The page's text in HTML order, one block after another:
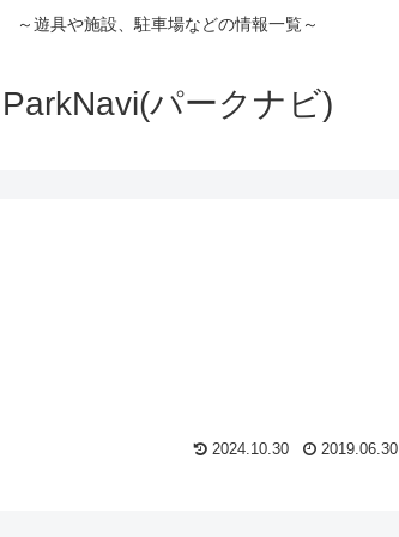
～遊具や施設、駐車場などの情報一覧～
ParkNavi(パークナビ)
2024.10.30 2019.06.30